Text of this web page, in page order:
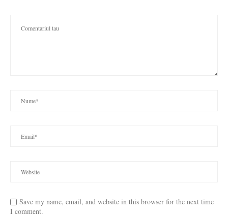
Save my name, email, and website in this browser for the next time
I comment.